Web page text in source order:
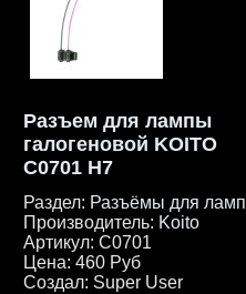
Разъем для лампы
галогеновой KOITO
C0701 H7
Раздел: Разъёмы для ламп
Производитель: Koito
Артикул:C0701
Цена:460 Руб
Создал: Super User